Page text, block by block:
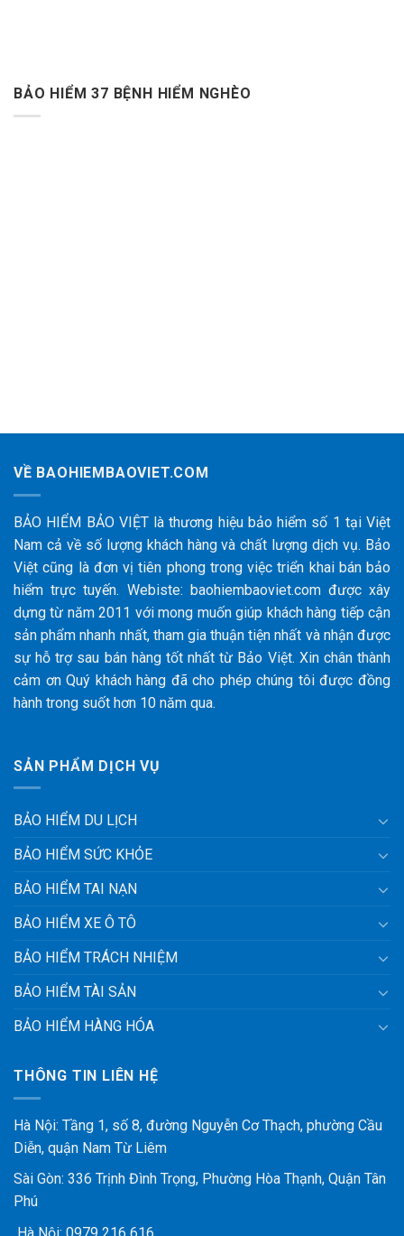
BẢO HIỂM 37 BỆNH HIỂM NGHÈO
VỀ BAOHIEMBAOVIET.COM
BẢO HIỂM BẢO VIỆT là thương hiệu bảo hiểm số 1 tại Việt
Nam cả về số lượng khách hàng và chất lượng dịch vụ. Bảo
Việt cũng là đơn vị tiên phong trong việc triển khai bán bảo
hiểm trực tuyến. Webiste: baohiembaoviet.com được xây
dựng từ năm 2011 với mong muốn giúp khách hàng tiếp cận
sản phẩm nhanh nhất, tham gia thuận tiện nhất và nhận được
sự hỗ trợ sau bán hàng tốt nhất từ Bảo Việt. Xin chân thành
cảm ơn Quý khách hàng đã cho phép chúng tôi được đồng
hành trong suốt hơn 10 năm qua.
SẢN PHẨM DỊCH VỤ
BẢO HIỂM DU LỊCH
BẢO HIỂM SỨC KHỎE
BẢO HIỂM TAI NẠN
BẢO HIỂM XE Ô TÔ
BẢO HIỂM TRÁCH NHIỆM
BẢO HIỂM TÀI SẢN
BẢO HIỂM HÀNG HÓA
THÔNG TIN LIÊN HỆ
Hà Nội: Tầng 1, số 8, đường Nguyễn Cơ Thạch, phường Cầu
Diễn, quận Nam Từ Liêm
Sài Gòn: 336 Trịnh Đình Trọng, Phường Hòa Thạnh, Quận Tân
Phú